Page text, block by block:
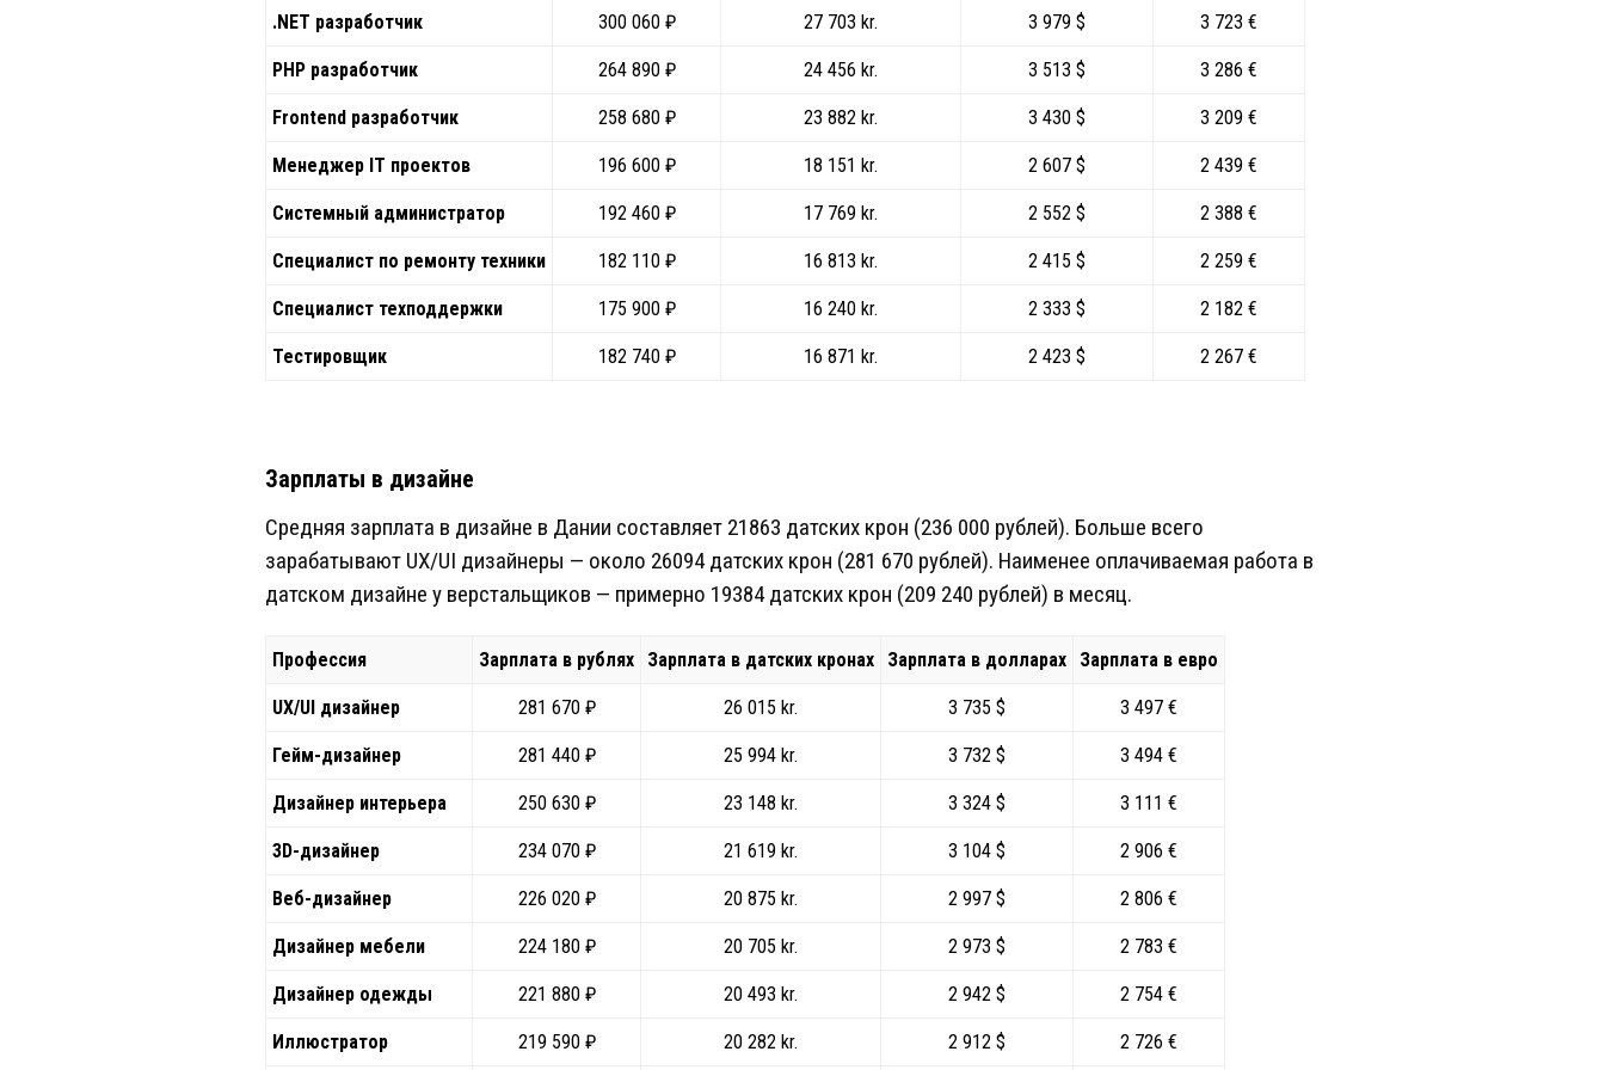
.NET разработчик 300 060 ₽ 27 703 kr. 3 979 $ 3 723 €
PHP разработчик 264 890 ₽ 24 456 kr. 3 513 $ 3 286 €
Frontend разработчик 258 680 ₽ 23 882 kr. 3 430 $ 3 209 €
Менеджер IT проектов 196 600 ₽ 18 151 kr. 2 607 $ 2 439 €
Системный администратор 192 460 ₽ 17 769 kr. 2 552 $ 2 388 €
Специалист по ремонту техники 182 110 ₽ 16 813 kr. 2 415 $ 2 259 €
Специалист техподдержки 175 900 ₽ 16 240 kr. 2 333 $ 2 182 €
Тестировщик 182 740 ₽ 16 871 kr. 2 423 $ 2 267 €
Зарплаты в дизайне
Средняя зарплата в дизайне в Дании составляет 21863 датских крон (236 000 рублей). Больше всего
зарабатывают UX/UI дизайнеры — около 26094 датских крон (281 670 рублей). Наименее оплачиваемая работа в
датском дизайне у верстальщиков — примерно 19384 датских крон (209 240 рублей) в месяц.
Профессия Зарплата в рублях Зарплата в датских кронах Зарплата в долларах Зарплата в евро
UX/UI дизайнер 281 670 ₽ 26 015 kr. 3 735 $ 3 497 €
Гейм-дизайнер 281 440 ₽ 25 994 kr. 3 732 $ 3 494 €
Дизайнер интерьера 250 630 ₽ 23 148 kr. 3 324 $ 3 111 €
3D-дизайнер 234 070 ₽ 21 619 kr. 3 104 $ 2 906 €
Веб-дизайнер 226 020 ₽ 20 875 kr. 2 997 $ 2 806 €
Дизайнер мебели 224 180 ₽ 20 705 kr. 2 973 $ 2 783 €
Дизайнер одежды 221 880 ₽ 20 493 kr. 2 942 $ 2 754 €
Иллюстратор 219 590 ₽ 20 282 kr. 2 912 $ 2 726 €